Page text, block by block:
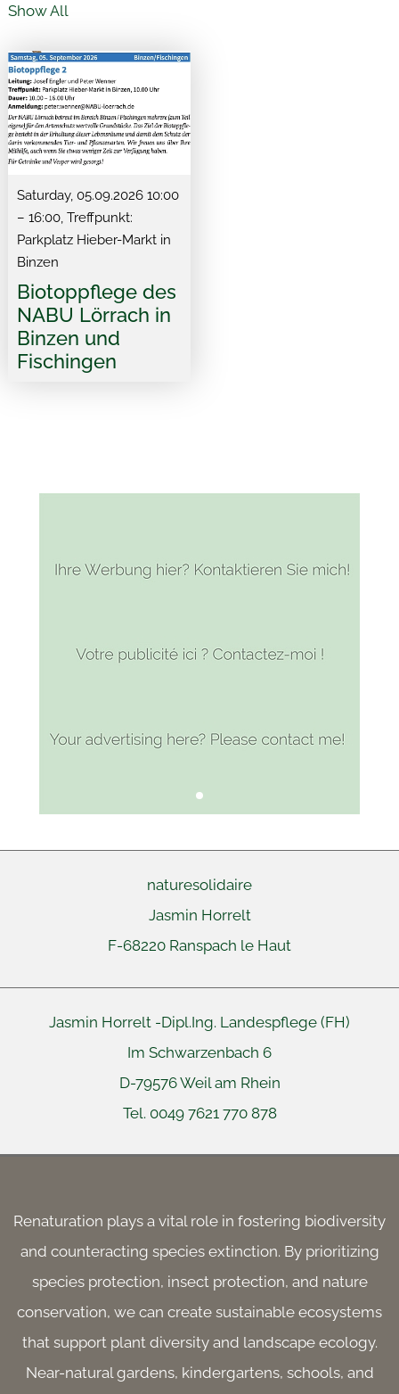
Show All
Saturday, 05.09.2026 10:00
– 16:00, Treffpunkt:
Parkplatz Hieber-Markt in
Binzen
Biotoppflege des
NABU Lörrach in
Binzen und
Fischingen
naturesolidaire
Jasmin Horrelt
F-68220 Ranspach le Haut
Jasmin Horrelt -Dipl.Ing. Landespflege (FH)
Im Schwarzenbach 6
D-79576 Weil am Rhein
Tel. 0049 7621 770 878
Renaturation plays a vital role in fostering biodiversity
and counteracting species extinction. By prioritizing
species protection, insect protection, and nature
conservation, we can create sustainable ecosystems
that support plant diversity and landscape ecology.
Near-natural gardens, kindergartens, schools, and